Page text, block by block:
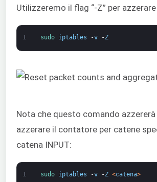
Utilizzeremo il flag “-Z” per
1 sudo iptables -v -Z
Nota che questo comando
azzerare il contatore per catene
catena INPUT:
1 sudo iptables -v -Z <catena>